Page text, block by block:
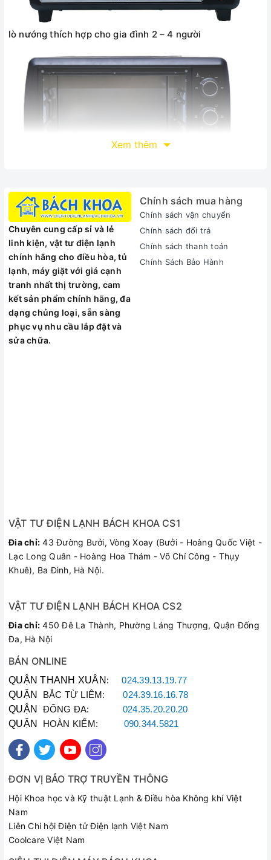
lò nướng thích hợp cho gia đình 2 – 4 người
Công suất lớn 1500 W, điều chỉnh nhiệt từ 100 - 250 độ
giúp nướng chín thức ăn nhanh chóng
Quạt đối lưu luân chuyển luồng khí nóng trong lò giúp
thực phẩm chín vàng đều
Chế độ hẹn giờ linh hoạt với thời gian hẹn tối đa đến 60
phút
Khi hết thời gian nấu, lò sẽ báo hiệu chuông cho người dùng
biết và tự động tắt.
Lò nướng Electrolux EOT4805K dung tích 21 lít, thiết kế đẹp
mắt, tiện dụng giúp bạn làm các món nướng dễ dàng, nhanh
Xem thêm
Chuyên cung cấp sỉ và lẻ
linh kiện, vật tư điện lạnh
chính hãng cho điều hòa, tủ
lạnh, máy giặt với giá cạnh
tranh nhất thị trường, cam
kết sản phẩm chính hãng, đa
dạng chủng loại, sẵn sàng
phục vụ nhu cầu lắp đặt và
sửa chữa.
Chính sách mua hàng
Chính sách vận chuyển
Chính sách đổi trả
Chính sách thanh toán
Chính Sách Bảo Hành
VẬT TƯ ĐIỆN LẠNH BÁCH KHOA CS1
Đia chỉ: 43 Đường Bưởi, Vòng Xoay (Bưởi - Hoàng Quốc Việt -
Lạc Long Quân - Hoàng Hoa Thám - Võ Chí Công - Thụy
Khuê), Ba Đình, Hà Nội.
VẬT TƯ ĐIỆN LẠNH BÁCH KHOA CS2
Đia chỉ: 450 Đê La Thành, Phường Láng Thượng, Quận Đống
Đa, Hà Nội
BÁN ONLINE
QUẬN THANH XUÂN :024.39.13.19.77
QUẬN BẮC TỪ LIÊM:024.39.16.16.78
QUẬN ĐỐNG ĐA: 024.35.20.20.20
QUẬN HOÀN KIẾM: 090.344.5821
ĐƠN VỊ BẢO TRỢ TRUYỀN THÔNG
Hội Khoa học và Kỹ thuật Lạnh & Điều hòa Không khí Việt
Nam
Liên Chi hội Điện tử Điện lạnh Việt Nam
Coolcare Việt Nam